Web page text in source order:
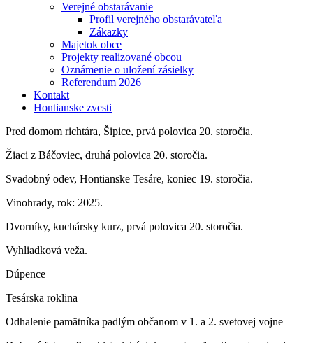
Verejné obstarávanie
Profil verejného obstarávateľa
Zákazky
Majetok obce
Projekty realizované obcou
Oznámenie o uložení zásielky
Referendum 2026
Kontakt
Hontianske zvesti
Pred domom richtára, Šipice, prvá polovica 20. storočia.
Žiaci z Báčoviec, druhá polovica 20. storočia.
Svadobný odev, Hontianske Tesáre, koniec 19. storočia.
Vinohrady, rok: 2025.
Dvorníky, kuchársky kurz, prvá polovica 20. storočia.
Vyhliadková veža.
Dúpence
Tesárska roklina
Odhalenie pamätníka padlým občanom v 1. a 2. svetovej vojne